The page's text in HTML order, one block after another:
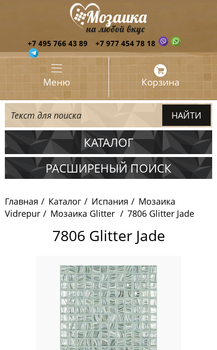
+7 495 766 43 89 +7 977 454 78 18
Меню Корзина
КАТАЛОГ
Испания
Мозаика Togama
Мозаика Vidrepur
Colors Мозаика
Degradado Растяжка
Hexagon
Mix мозаика
РАСШИРЕНЫЙ ПОИСК
Главная Каталог Испания
Мозаика
Vidrepur
Мозаика Glitter 7806 Glitter Jade
7806 Glitter Jade